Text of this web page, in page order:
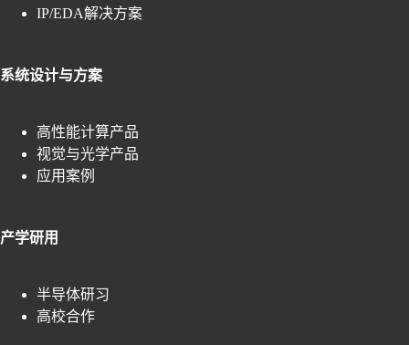
IP/EDA解决方案
系统设计与方案
高性能计算产品
视觉与光学产品
应用案例
产学研用
半导体研习
高校合作